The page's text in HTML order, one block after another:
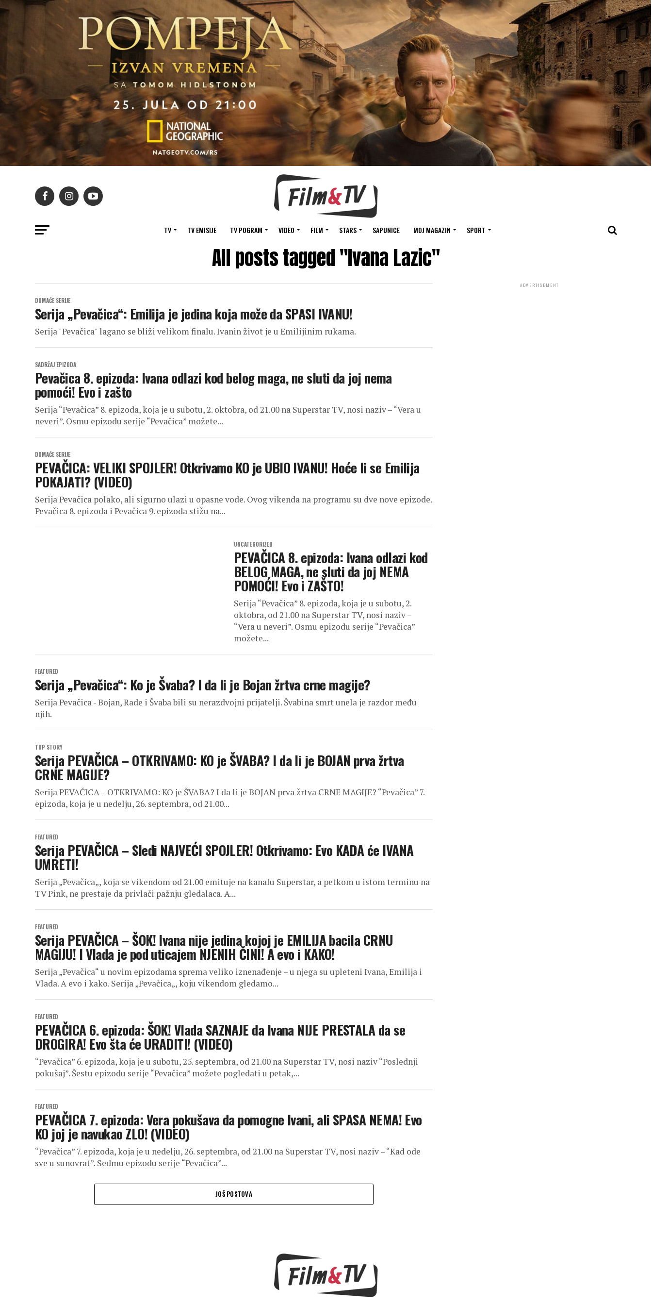
TV TV EMISIJE TV POGRAM VIDEO FILM STARS SAPUNICE MOJ MAGAZIN SPORT
All posts tagged "Ivana Lazic"
DOMAĆE SERIJE
Serija „Pevačica“: Emilija je jedina koja može da SPASI IVANU!
Serija "Pevačica" lagano se bliži velikom finalu. Ivanin život je u Emilijinim rukama.
SADRŽAJ EPIZODA
Pevačica 8. epizoda: Ivana odlazi kod belog maga, ne sluti da joj nema
pomoći! Evo i zašto
Serija “Pevačica” 8. epizoda, koja je u subotu, 2. oktobra, od 21.00 na Superstar TV, nosi naziv – “Vera u
neveri”. Osmu epizodu serije “Pevačica” možete...
DOMAĆE SERIJE
PEVAČICA: VELIKI SPOJLER! Otkrivamo KO je UBIO IVANU! Hoće li se Emilija
POKAJATI? (VIDEO)
Serija Pevačica polako, ali sigurno ulazi u opasne vode. Ovog vikenda na programu su dve nove epizode.
Pevačica 8. epizoda i Pevačica 9. epizoda stižu na...
UNCATEGORIZED
PEVAČICA 8. epizoda: Ivana odlazi kod
BELOG MAGA, ne sluti da joj NEMA
POMOĆI! Evo i ZAŠTO!
Serija “Pevačica” 8. epizoda, koja je u subotu, 2.
oktobra, od 21.00 na Superstar TV, nosi naziv –
“Vera u neveri”. Osmu epizodu serije “Pevačica”
možete...
FEATURED
Serija „Pevačica“: Ko je Švaba? I da li je Bojan žrtva crne magije?
Serija Pevačica - Bojan, Rade i Švaba bili su nerazdvojni prijatelji. Švabina smrt unela je razdor među
njih.
TOP STORY
Serija PEVAČICA – OTKRIVAMO: KO je ŠVABA? I da li je BOJAN prva žrtva
CRNE MAGIJE?
Serija PEVAČICA – OTKRIVAMO: KO je ŠVABA? I da li je BOJAN prva žrtva CRNE MAGIJE? “Pevačica” 7.
epizoda, koja je u nedelju, 26. septembra, od 21.00...
FEATURED
Serija PEVAČICA – Sledi NAJVEĆI SPOJLER! Otkrivamo: Evo KADA će IVANA
UMRETI!
Serija „Pevačica„, koja se vikendom od 21.00 emituje na kanalu Superstar, a petkom u istom terminu na
TV Pink, ne prestaje da privlači pažnju gledalaca. A...
FEATURED
Serija PEVAČICA – ŠOK! Ivana nije jedina kojoj je EMILIJA bacila CRNU
MAGIJU! I Vlada je pod uticajem NJENIH ČINI! A evo i KAKO!
Serija „Pevačica“ u novim epizodama sprema veliko iznenađenje – u njega su upleteni Ivana, Emilija i
Vlada. A evo i kako. Serija „Pevačica„, koju vikendom gledamo...
FEATURED
PEVAČICA 6. epizoda: ŠOK! Vlada SAZNAJE da Ivana NIJE PRESTALA da se
DROGIRA! Evo šta će URADITI! (VIDEO)
“Pevačica” 6. epizoda, koja je u subotu, 25. septembra, od 21.00 na Superstar TV, nosi naziv “Poslednji
pokušaj”. Šestu epizodu serije “Pevačica” možete pogledati u petak,...
FEATURED
PEVAČICA 7. epizoda: Vera pokušava da pomogne Ivani, ali SPASA NEMA! Evo
KO joj je navukao ZLO! (VIDEO)
“Pevačica” 7. epizoda, koja je u nedelju, 26. septembra, od 21.00 na Superstar TV, nosi naziv – “Kad ode
sve u sunovrat”. Sedmu epizodu serije “Pevačica”...
JOŠ POSTOVA
ADVERTISEMENT